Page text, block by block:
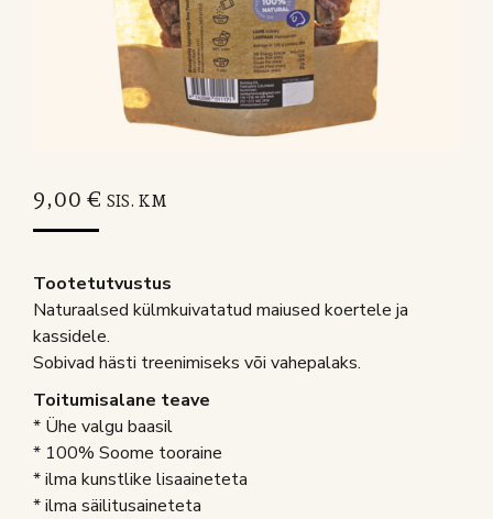
9,00 € SIS. KM
Tootetutvustus
Naturaalsed külmkuivatatud maiused koertele ja
kassidele.
Sobivad hästi treenimiseks või vahepalaks.
Toitumisalane teave
* Ühe valgu baasil
* 100% Soome tooraine
* ilma kunstlike lisaaineteta
* ilma säilitusaineteta